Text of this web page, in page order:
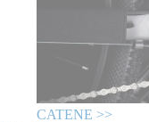
CATENE >>